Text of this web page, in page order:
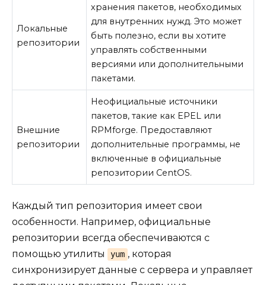
Локальные
репозитории
хранения пакетов, необходимых
для внутренних нужд. Это может
быть полезно, если вы хотите
управлять собственными
версиями или дополнительными
пакетами.
Внешние
репозитории
Неофициальные источники
пакетов, такие как EPEL или
RPMforge. Предоставляют
дополнительные программы, не
включенные в официальные
репозитории CentOS.
Каждый тип репозитория имеет свои
особенности. Например, официальные
репозитории всегда обеспечиваются с
помощью утилиты
yum , которая
синхронизирует данные с сервера и управляет